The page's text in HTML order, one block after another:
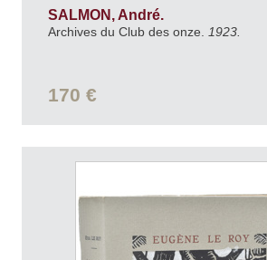
SALMON, André.
Archives du Club des onze. 1923.
170 €